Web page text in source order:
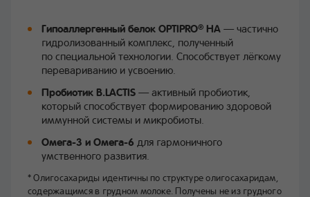
Гипоаллергенный белок OPTIPRO® HA — частично
гидролизованный комплекс, полученный
по специальной технологии. Способствует лёгкому
перевариванию и усвоению.
Пробиотик B.LACTIS — активный пробиотик,
который способствует формированию здоровой
иммунной системы и микробиоты.
Омега-3 и Омега-6 для гармоничного
умственного развития.
* Олигосахариды идентичны по структуре олигосахаридам,
содержащимся в грудном молоке. Получены не из грудного